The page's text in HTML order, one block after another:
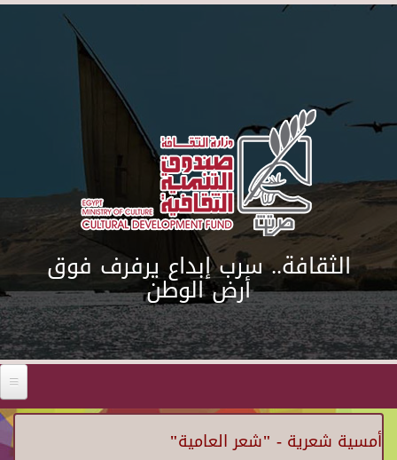
Skip to main content
الثقافة.. سرب إبداع يرفرف فوق
أرض الوطن
أمسية شعرية - "شعر العامية"